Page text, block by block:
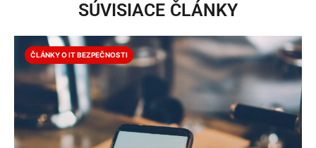
SÚVISIACE ČLÁNKY
ČLÁNKY O IT BEZPEČNOSTI